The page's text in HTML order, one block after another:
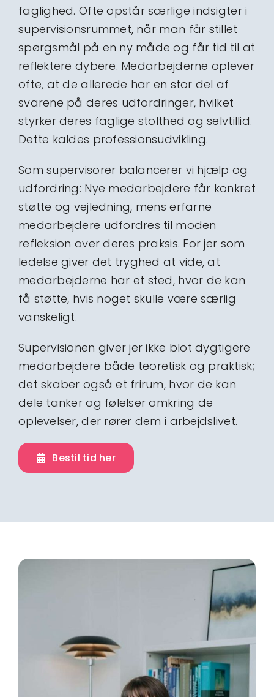
faglighed. Ofte opstår særlige indsigter i
supervisionsrummet, når man får stillet
spørgsmål på en ny måde og får tid til at
reflektere dybere. Medarbejderne oplever
ofte, at de allerede har en stor del af
svarene på deres udfordringer, hvilket
styrker deres faglige stolthed og selvtillid.
Dette kaldes professionsudvikling.
Som supervisorer balancerer vi hjælp og
udfordring: Nye medarbejdere får konkret
støtte og vejledning, mens erfarne
medarbejdere udfordres til moden
refleksion over deres praksis. For jer som
ledelse giver det tryghed at vide, at
medarbejderne har et sted, hvor de kan
få støtte, hvis noget skulle være særlig
vanskeligt.
Supervisionen giver jer ikke blot dygtigere
medarbejdere både teoretisk og praktisk;
det skaber også et frirum, hvor de kan
dele tanker og følelser omkring de
oplevelser, der rører dem i arbejdslivet.
Bestil tid her